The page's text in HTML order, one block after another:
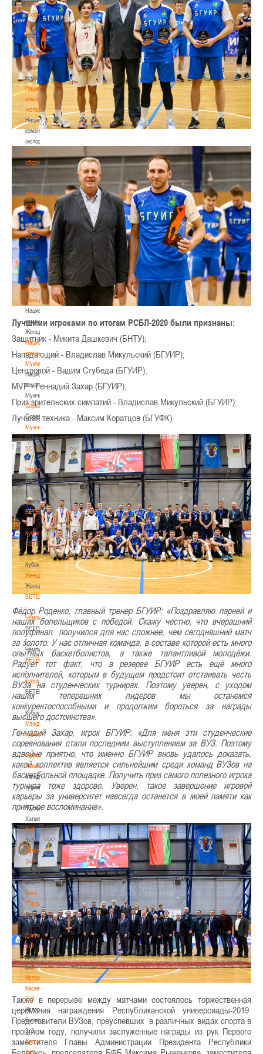
Мужские
сборные
Мужские
сборные
Национальная
команда
Национальная
команда
Национальная
команда
(история)
Национальная
команда
(история)
Женские
сборные
сборные
Национальная
команда
Национальная
команда
Сборные
3х3
Сборные
3х3
Национальная
команда.
Женщины
Национальная
команда.
Женщины
Национальная
команда.
Мужчины
Национальная
команда.
Мужчины
Соревнования
Соревнования
Мужчины
Мужчины
BETERA
-
Чемпионат
BETERA
-
Чемпионат
BETERA
-
Кубок
BETERA
-
Кубок
Женщины
Женщины
BETERA
-
Чемпионат
BETERA
-
Чемпионат
BETERA
-
Кубок
BETERA
-
Кубок
Международный
турнир
-
"Кубок
Халипского"
Международный
турнир
-
"Кубок
Халипского"
3x3
3x3
Чемпионат
3х3
Чемпионат
3х3
Лига
"Палова"
Лига
"Палова"
Документы
3х3
Документы
3х3
История
баскетбола
3х3
История
баскетбола
3х3
Детская
лига
Лучшими игроками по итогам РСБЛ-2020 были признаны:
Защитник - Микита Дашкевич (БНТУ);
Нападающий - Владислав Микульский (БГУИР);
Центровой - Вадим Стубеда (БГУИР);
MVP - Геннадий Захар (БГУИР);
Приз зрительских симпатий - Владислав Микульский (БГУИР);
Лучшая техника - Максим Коратцов (БГУФК).
Фёдор Роденко, главный тренер БГУИР: «Поздравляю парней и
наших болельщиков с победой. Скажу честно, что вчерашний
полуфинал получился для нас сложнее, чем сегодняшний матч
за золото. У нас отличная команда, в составе которой есть много
опытных баскетболистов, а также талантливой молодёжи.
Радует тот факт, что в резерве БГУИР есть ещё много
исполнителей, которым в будущем предстоит отстаивать честь
ВУЗа на студенческих турнирах. Поэтому уверен, с уходом
наших теперешних лидеров мы останемся
конкурентоспособными и продолжим бороться за награды
высшего достоинства».
Геннадий Захар, игрок БГУИР: «Для меня эти студенческие
соревнования стали последним выступлением за ВУЗ. Поэтому
вдвойне приятно, что именно БГУИР вновь удалось доказать,
какой коллектив является сильнейшим среди команд ВУЗов на
баскетбольной площадке. Получить приз самого полезного игрока
турнира тоже здорово. Уверен, такое завершение игровой
карьеры за университет навсегда останется в моей памяти как
приятное воспоминание».
Также в перерыве между матчами состоялось торжественная
церемония награждения Республиканской универсиады-2019.
Представители ВУЗов, преуспевших в различных видах спорта в
прошлом году, получили заслуженные награды из рук Первого
заместителя Главы Администрации Президента Республики